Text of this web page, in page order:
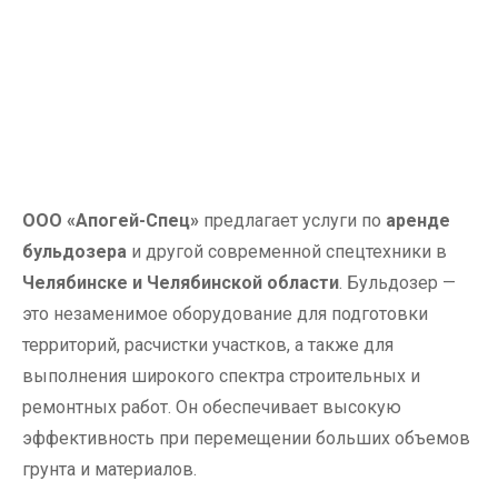
ООО «Апогей-Спец» предлагает услуги по аренде
бульдозера и другой современной спецтехники в
Челябинске и Челябинской области. Бульдозер —
это незаменимое оборудование для подготовки
территорий, расчистки участков, а также для
выполнения широкого спектра строительных и
ремонтных работ. Он обеспечивает высокую
эффективность при перемещении больших объемов
грунта и материалов.